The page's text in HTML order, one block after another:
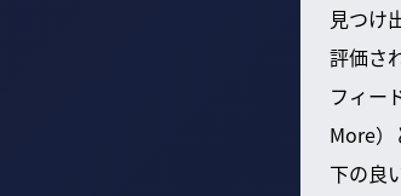
見つけ
評価さ
フィー
More）
下の良